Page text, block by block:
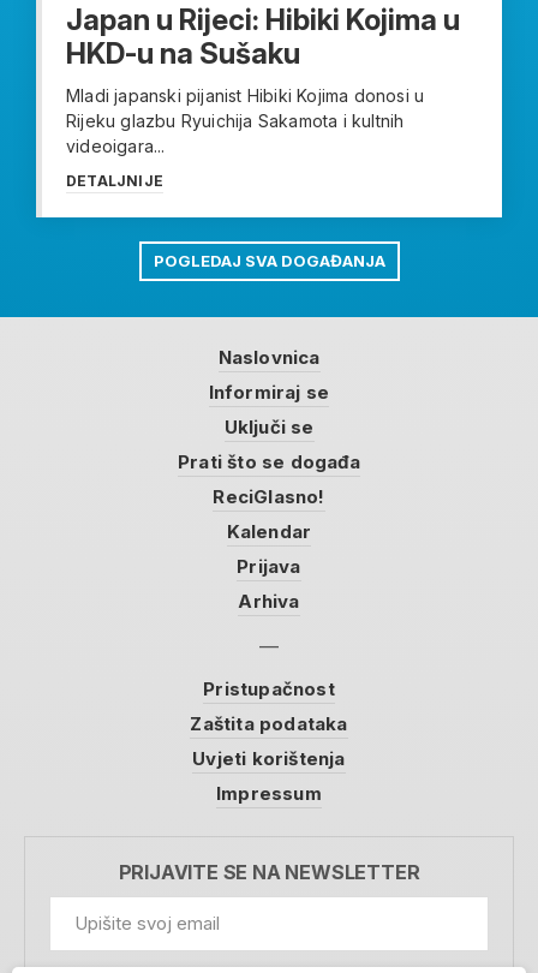
Japan u Rijeci: Hibiki Kojima u
HKD-u na Sušaku
Mladi japanski pijanist Hibiki Kojima donosi u
Rijeku glazbu Ryuichija Sakamota i kultnih
videoigara...
DETALJNIJE
POGLEDAJ SVA DOGAĐANJA
Naslovnica
Informiraj se
Uključi se
Prati što se događa
ReciGlasno!
Kalendar
Prijava
Arhiva
Pristupačnost
Zaštita podataka
Uvjeti korištenja
Impressum
PRIJAVITE SE NA NEWSLETTER